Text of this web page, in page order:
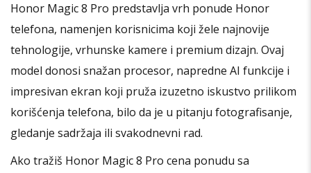
Honor Magic 8 Pro predstavlja vrh ponude Honor
telefona, namenjen korisnicima koji žele najnovije
tehnologije, vrhunske kamere i premium dizajn. Ovaj
model donosi snažan procesor, napredne AI funkcije i
impresivan ekran koji pruža izuzetno iskustvo prilikom
korišćenja telefona, bilo da je u pitanju fotografisanje,
gledanje sadržaja ili svakodnevni rad.
Ako tražiš Honor Magic 8 Pro cena ponudu sa